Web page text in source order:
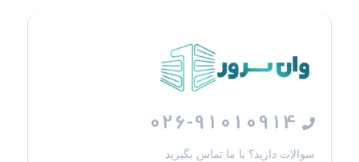
026-91010914
سوالات دارید؟ با ما تماس بگیرید